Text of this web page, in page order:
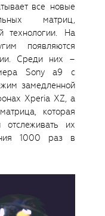
все новые
матриц,
технологии. На
появляются
Среди них –
Sony a9 с
замедленной
Xperia XZ, а
которая
отслеживать их
1000 раз в